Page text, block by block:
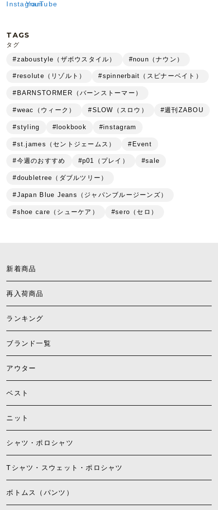
TAGS
タグ
#zaboustyle（ザボウスタイル） #noun（ナウン）
#resolute（リゾルト） #spinnerbait（スピナーベイト）
#BARNSTORMER（バーンストーマー）
#weac（ウィーク） #SLOW（スロウ） #週刊ZABOU
#styling #lookbook #instagram
#st.james（セントジェームス） #Event
#今週のおすすめ #p01（プレイ） #sale
#doubletree（ダブルツリー）
#Japan Blue Jeans（ジャパンブルージーンズ）
#shoe care（シューケア） #sero（セロ）
新着商品
再入荷商品
ランキング
ブランド一覧
アウター
ベスト
ニット
シャツ・ポロシャツ
Tシャツ・スウェット・ポロシャツ
ボトムス（パンツ）